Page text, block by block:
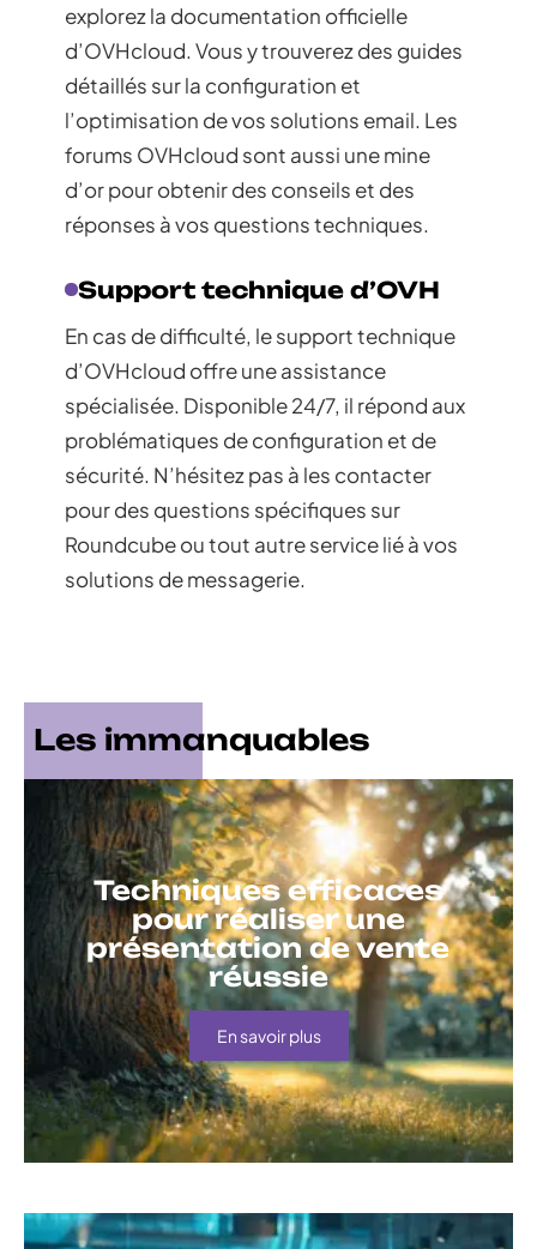
explorez la documentation officielle
d’OVHcloud. Vous y trouverez des guides
détaillés sur la configuration et
l’optimisation de vos solutions email. Les
forums OVHcloud sont aussi une mine
d’or pour obtenir des conseils et des
réponses à vos questions techniques.
Support technique d’OVH
En cas de difficulté, le support technique
d’OVHcloud offre une assistance
spécialisée. Disponible 24/7, il répond aux
problématiques de configuration et de
sécurité. N’hésitez pas à les contacter
pour des questions spécifiques sur
Roundcube ou tout autre service lié à vos
solutions de messagerie.
Les immanquables
Techniques efficaces
pour réaliser une
présentation de vente
réussie
En savoir plus